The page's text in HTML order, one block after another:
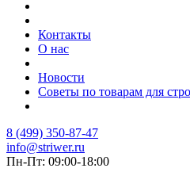
Контакты
О нас
Новости
Советы по товарам для
8 (499) 350-87-47
info@striwer.ru
Пн-Пт: 09:00-18:00